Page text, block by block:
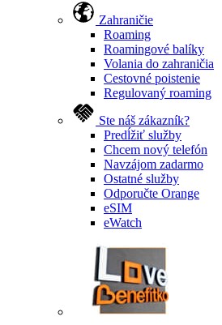
Zahraničie
Roaming
Roamingové balíky
Volania do zahraničia
Cestovné poistenie
Regulovaný roaming
Ste náš zákazník?
Predĺžiť služby
Chcem nový telefón
Navzájom zadarmo
Ostatné služby
Odporučte Orange
eSIM
eWatch